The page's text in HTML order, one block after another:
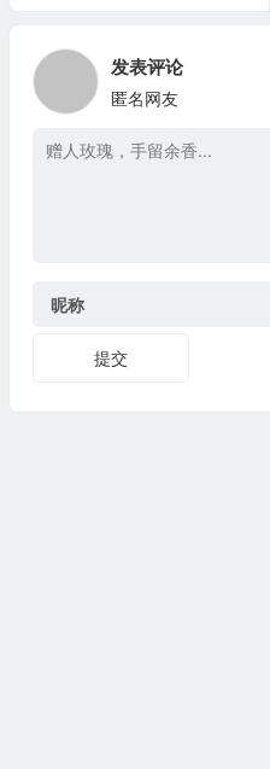
发表评论
匿名网友
昵称